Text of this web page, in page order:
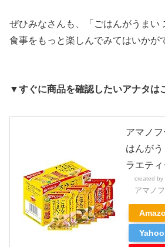
ぜひみなさんも、「ごはんがうまい
食事をもっと楽しんでみてはいかが
▼すぐに商品を確認したいアナタは
アマノ
はんが
ラエテ
created by
アマノ